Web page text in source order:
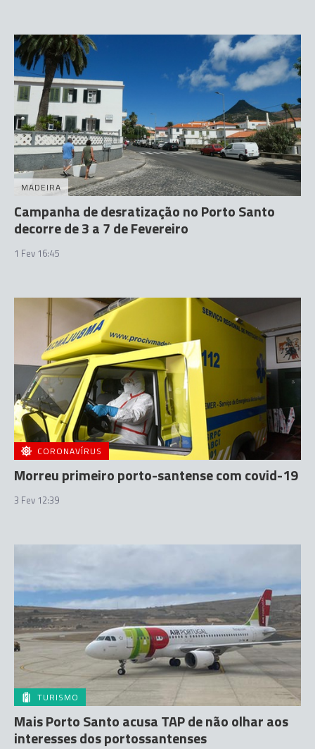
MADEIRA
Campanha de desratização no Porto Santo
decorre de 3 a 7 de Fevereiro
1 Fev 16:45
CORONAVÍRUS
Morreu primeiro porto-santense com covid-19
3 Fev 12:39
TURISMO
Mais Porto Santo acusa TAP de não olhar aos
interesses dos portossantenses